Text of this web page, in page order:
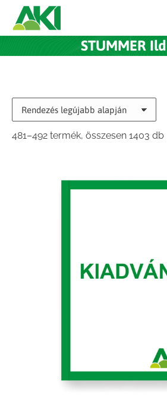
STUMMER
481–492 termék, összesen 1403 db